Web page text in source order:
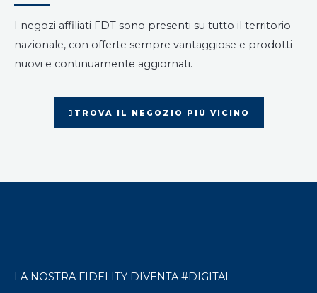
I negozi affiliati FDT sono presenti su tutto il territorio
nazionale, con offerte sempre vantaggiose e prodotti
nuovi e continuamente aggiornati.
TROVA IL NEGOZIO PIÙ VICINO
LA NOSTRA FIDELITY DIVENTA#DIGITAL